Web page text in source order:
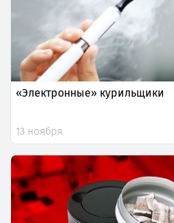
«Электронные» курильщики
13 ноября